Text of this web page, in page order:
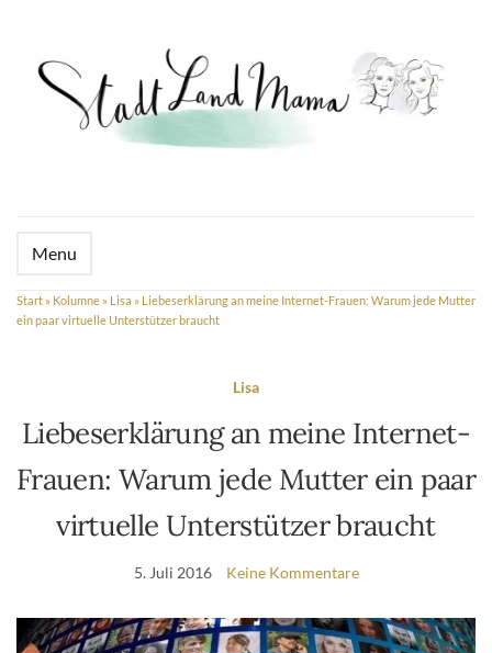
Menu
Start » Kolumne » Lisa » Liebeserklärung an meine Internet-Frauen: Warum jede Mutter
ein paar virtuelle Unterstützer braucht
Lisa
Liebeserklärung an meine Internet-
Frauen: Warum jede Mutter ein paar
virtuelle Unterstützer braucht
5. Juli 2016 Keine Kommentare